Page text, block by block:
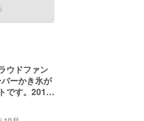
ウドファン
ーかき氷が
です。2019
ニューアル
だけます。